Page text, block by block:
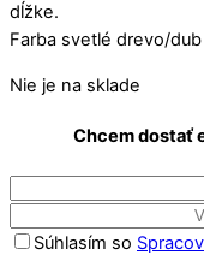
dĺžke.
Farba svetlé drevo/dub
Nie je na sklade
Chcem dostať
Súhlasím so